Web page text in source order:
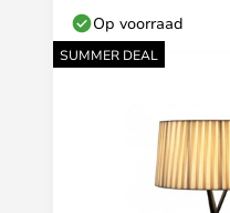
Op voorraad
SUMMER DEAL